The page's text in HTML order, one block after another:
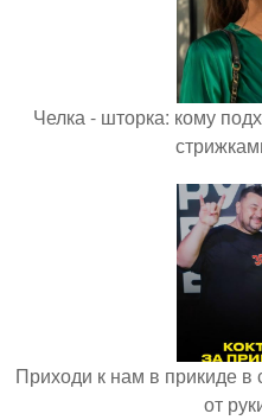
Челка - шторка: кому
Приходи к нам в прикиде в
от